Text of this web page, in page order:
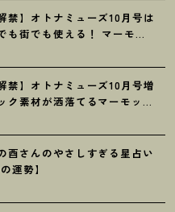
禁】オトナミューズ10月号は
も街でも使える ！ マーモッ
ー
禁】オトナミューズ10月号増
ク素材が洒落てるマーモット
酉さんのやさしすぎる星占い
運勢】